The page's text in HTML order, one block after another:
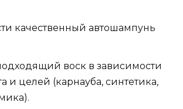
качественный автошампунь
воск в зависимости
и целей (карнауба, синтетика,